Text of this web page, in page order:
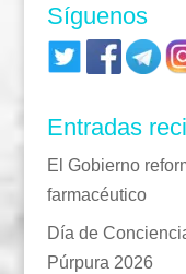
Síguenos
Entradas
El Gobierno
farmacéutico
Día de
Púrpura 2026